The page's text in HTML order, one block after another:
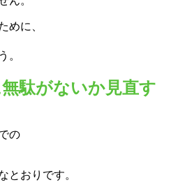
めに、
。
駄がないか見直す
の
とおりです。